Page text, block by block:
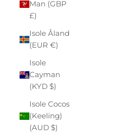
Man (GBP
£)
Isole Åland
(EUR €)
Isole
Cayman
(KYD $)
Isole Cocos
(Keeling)
(AUD $)